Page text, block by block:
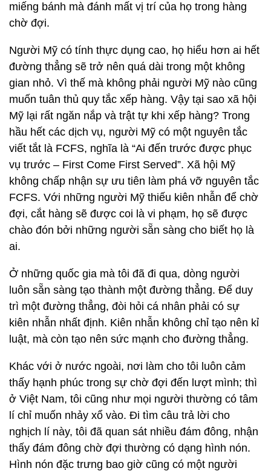
miếng bánh mà đánh mất vị trí của họ trong hàng
chờ đợi.
Người Mỹ có tính thực dụng cao, họ hiểu hơn ai hết
đường thẳng sẽ trở nên quá dài trong một không
gian nhỏ. Vì thế mà không phải người Mỹ nào cũng
muốn tuân thủ quy tắc xếp hàng. Vậy tại sao xã hội
Mỹ lại rất ngăn nắp và trật tự khi xếp hàng? Trong
hầu hết các dịch vụ, người Mỹ có một nguyên tắc
viết tắt là FCFS, nghĩa là “Ai đến trước được phục
vụ trước – First Come First Served”. Xã hội Mỹ
không chấp nhận sự ưu tiên làm phá vỡ nguyên tắc
FCFS. Với những người Mỹ thiếu kiên nhẫn để chờ
đợi, cắt hàng sẽ được coi là vi phạm, họ sẽ được
chào đón bởi những người sẵn sàng cho biết họ là
ai.
Ở những quốc gia mà tôi đã đi qua, dòng người
luôn sẵn sàng tạo thành một đường thẳng. Để duy
trì một đường thẳng, đòi hỏi cá nhân phải có sự
kiên nhẫn nhất định. Kiên nhẫn không chỉ tạo nên kỉ
luật, mà còn tạo nên sức mạnh cho đường thẳng.
Khác với ở nước ngoài, nơi làm cho tôi luôn cảm
thấy hạnh phúc trong sự chờ đợi đến lượt mình; thì
ở Việt Nam, tôi cũng như mọi người thường có tâm
lí chỉ muốn nhảy xổ vào. Đi tìm câu trả lời cho
nghịch lí này, tôi đã quan sát nhiều đám đông, nhận
thấy đám đông chờ đợi thường có dạng hình nón.
Hình nón đặc trưng bao giờ cũng có một người